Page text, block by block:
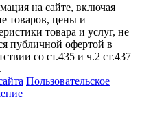
на сайте, включая
товаров, цены и
товара и услуг, не
публичной офертой в
со ст.435 и ч.2 ст.437
Пользовательское